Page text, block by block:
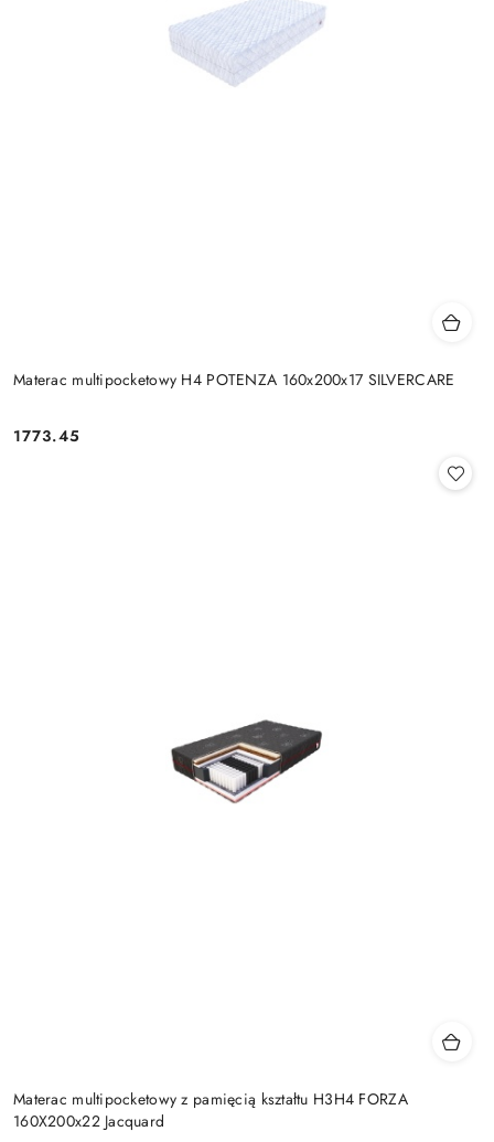
Materac multipocketowy H4 POTENZA 160x200x17 SILVERCARE
Cena:
1773.45
Materac multipocketowy z pamięcią kształtu H3H4 FORZA
160X200x22 Jacquard